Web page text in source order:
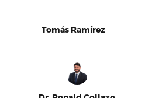
Tomás Ramírez